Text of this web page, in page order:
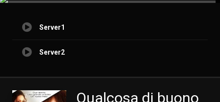
Server1
Server2
Qualcosa di buono